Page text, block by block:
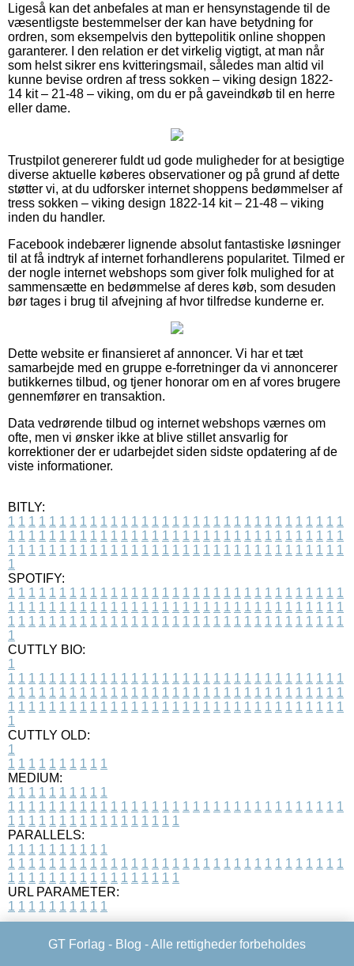
Ligeså kan det anbefales at man er hensynstagende til de
væsentligste bestemmelser der kan have betydning for
ordren, som eksempelvis den byttepolitik online shoppen
garanterer. I den relation er det virkelig vigtigt, at man når
som helst sikrer ens kvitteringsmail, således man altid vil
kunne bevise ordren af tress sokken – viking design 1822-
14 kit – 21-48 – viking, om du er på gaveindkøb til en herre
eller dame.
Trustpilot genererer fuldt ud gode muligheder for at besigtige
diverse aktuelle køberes observationer og på grund af dette
støtter vi, at du udforsker internet shoppens bedømmelser af
tress sokken – viking design 1822-14 kit – 21-48 – viking
inden du handler.
Facebook indebærer lignende absolut fantastiske løsninger
til at få indtryk af internet forhandlerens popularitet. Tilmed er
der nogle internet webshops som giver folk mulighed for at
sammensætte en bedømmelse af deres køb, som desuden
bør tages i brug til afvejning af hvor tilfredse kunderne er.
Dette website er finansieret af annoncer. Vi har et tæt
samarbejde med en gruppe e-forretninger da vi annoncerer
butikkernes tilbud, og tjener honorar om en af vores brugere
gennemfører en transaktion.
Data vedrørende tilbud og internet webshops værnes om
ofte, men vi ønsker ikke at blive stillet ansvarlig for
korrektioner der er udarbejdet siden sidste opdatering af de
viste informationer.
BITLY:
1 1 1 1 1 1 1 1 1 1 1 1 1 1 1 1 1 1 1 1 1 1 1 1 1 1 1 1 1 1 1 1 1
1 1 1 1 1 1 1 1 1 1 1 1 1 1 1 1 1 1 1 1 1 1 1 1 1 1 1 1 1 1 1 1 1
1 1 1 1 1 1 1 1 1 1 1 1 1 1 1 1 1 1 1 1 1 1 1 1 1 1 1 1 1 1 1 1 1
1
SPOTIFY:
1 1 1 1 1 1 1 1 1 1 1 1 1 1 1 1 1 1 1 1 1 1 1 1 1 1 1 1 1 1 1 1 1
1 1 1 1 1 1 1 1 1 1 1 1 1 1 1 1 1 1 1 1 1 1 1 1 1 1 1 1 1 1 1 1 1
1 1 1 1 1 1 1 1 1 1 1 1 1 1 1 1 1 1 1 1 1 1 1 1 1 1 1 1 1 1 1 1 1
1
CUTTLY BIO:
1
1 1 1 1 1 1 1 1 1 1 1 1 1 1 1 1 1 1 1 1 1 1 1 1 1 1 1 1 1 1 1 1 1
1 1 1 1 1 1 1 1 1 1 1 1 1 1 1 1 1 1 1 1 1 1 1 1 1 1 1 1 1 1 1 1 1
1 1 1 1 1 1 1 1 1 1 1 1 1 1 1 1 1 1 1 1 1 1 1 1 1 1 1 1 1 1 1 1 1
1
CUTTLY OLD:
1
1 1 1 1 1 1 1 1 1 1
MEDIUM:
1 1 1 1 1 1 1 1 1 1
1 1 1 1 1 1 1 1 1 1 1 1 1 1 1 1 1 1 1 1 1 1 1 1 1 1 1 1 1 1 1 1 1
1 1 1 1 1 1 1 1 1 1 1 1 1 1 1 1 1
PARALLELS:
1 1 1 1 1 1 1 1 1 1
1 1 1 1 1 1 1 1 1 1 1 1 1 1 1 1 1 1 1 1 1 1 1 1 1 1 1 1 1 1 1 1 1
1 1 1 1 1 1 1 1 1 1 1 1 1 1 1 1 1
URL PARAMETER:
1 1 1 1 1 1 1 1 1 1
GT Forlag - Blog - Alle rettigheder forbeholdes